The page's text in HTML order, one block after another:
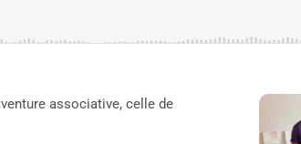
associative, celle de